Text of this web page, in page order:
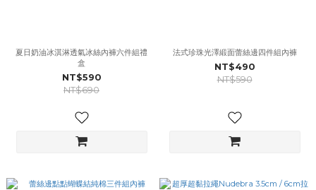
夏日奶油冰淇淋透氣冰絲內褲六件組禮
盒
NT$590
NT$690
法式珍珠光澤緞面蕾絲邊四件組內褲
NT$490
NT$590